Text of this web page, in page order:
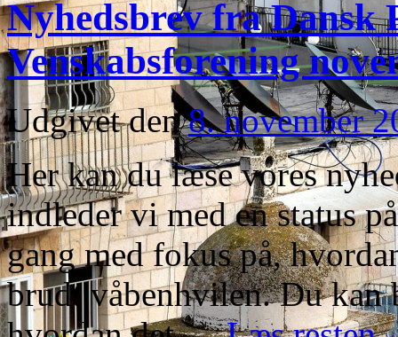
Nyhedsbrev fra Dansk
Venskabsforening
Udgivet den 8. november
Her kan du læse vores
indleder vi med en status
gang med fokus på,
brudt våbenhvilen. Du kan